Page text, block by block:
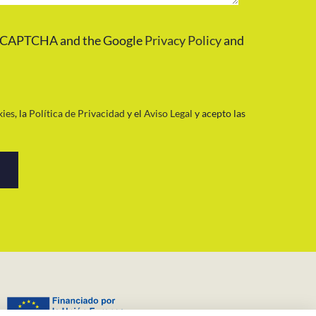
and the GooglePrivacy Policyand
, la Política de Privacidad y el Aviso Legal y acepto las